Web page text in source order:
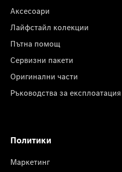
Аксесоари
Лайфстайл колекции
Пътна помощ
Сервизни пакети
Оригинални части
Ръководства за експлоатация
Политики
Маркетинг